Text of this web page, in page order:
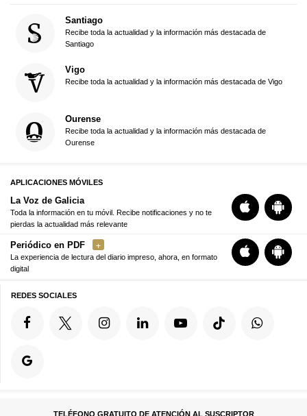
Santiago
Recibe toda la actualidad y la información más destacada de
Santiago
Vigo
Recibe toda la actualidad y la información más destacada de Vigo
Ourense
Recibe toda la actualidad y la información más destacada de
Ourense
APLICACIONES MÓVILES
La Voz de Galicia
Toda la información en tu móvil. Recibe notificaciones y no te
pierdas la actualidad más relevante
Periódico en PDF
La experiencia de lectura del diario impreso, ahora, en formato
digital
REDES SOCIALES
TELÉFONO GRATUITO DE ATENCIÓN AL SUSCRIPTOR